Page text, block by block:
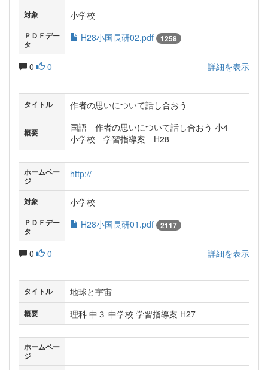
対象 小学校
ＰＤＦデー
タ
H28小国長研02.pdf 1258
0 0 詳細を表示
タイトル 作者の思いについて話し合おう
概要
国語 作者の思いについて話し合おう 小4
小学校 学習指導案 H28
ホームペー
ジ
http://
対象 小学校
ＰＤＦデー
タ
H28小国長研01.pdf 2117
0 0 詳細を表示
タイトル 地球と宇宙
概要 理科 中３ 中学校 学習指導案 H27
ホームペー
ジ